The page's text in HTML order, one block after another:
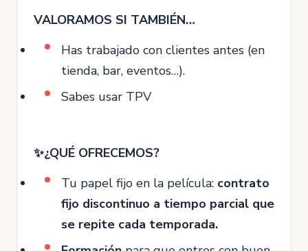
VALORAMOS SI TAMBIÉN…
Has trabajado con clientes antes (en
tienda, bar, eventos…).
Sabes usar TPV
✨¿QUÉ OFRECEMOS?
Tu papel fijo en la película: contrato
fijo discontinuo a tiempo parcial que
se repite cada temporada.